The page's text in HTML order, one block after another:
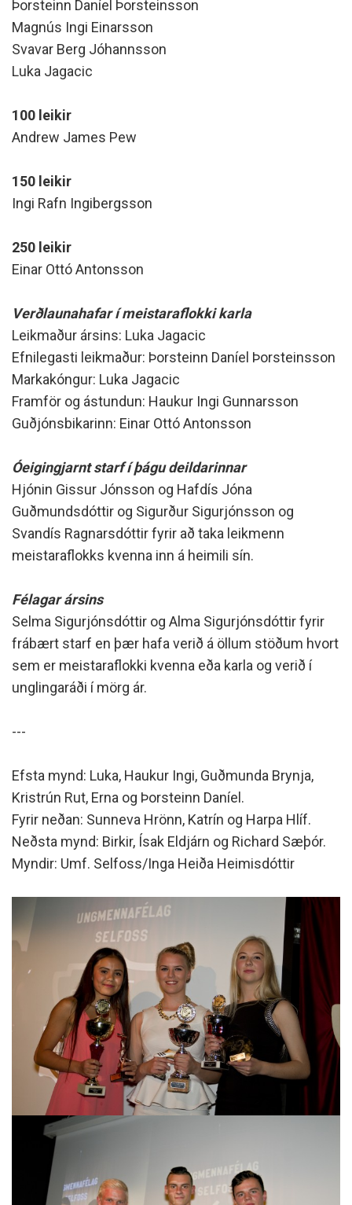
Þorsteinn Daníel Þorsteinsson
Magnús Ingi Einarsson
Svavar Berg Jóhannsson
Luka Jagacic
100 leikir
Andrew James Pew
150 leikir
Ingi Rafn Ingibergsson
250 leikir
Einar Ottó Antonsson
Verðlaunahafar í meistaraflokki karla
Leikmaður ársins: Luka Jagacic
Efnilegasti leikmaður: Þorsteinn Daníel Þorsteinsson
Markakóngur: Luka Jagacic
Framför og ástundun: Haukur Ingi Gunnarsson
Guðjónsbikarinn: Einar Ottó Antonsson
Óeigingjarnt starf í þágu deildarinnar
Hjónin Gissur Jónsson og Hafdís Jóna
Guðmundsdóttir og Sigurður Sigurjónsson og
Svandís Ragnarsdóttir fyrir að taka leikmenn
meistaraflokks kvenna inn á heimili sín.
Félagar ársins
Selma Sigurjónsdóttir og Alma Sigurjónsdóttir fyrir
frábært starf en þær hafa verið á öllum stöðum hvort
sem er meistaraflokki kvenna eða karla og verið í
unglingaráði í mörg ár.
---
Efsta mynd: Luka, Haukur Ingi, Guðmunda Brynja,
Kristrún Rut, Erna og Þorsteinn Daníel.
Fyrir neðan: Sunneva Hrönn, Katrín og Harpa Hlíf.
Neðsta mynd: Birkir, Ísak Eldjárn og Richard Sæþór.
Myndir: Umf. Selfoss/Inga Heiða Heimisdóttir